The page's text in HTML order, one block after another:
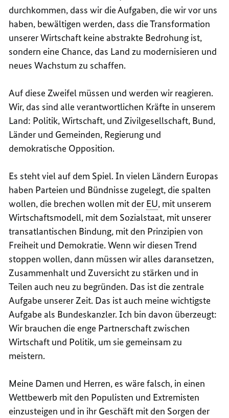
durchkommen, dass wir die Aufgaben, die wir vor uns
haben, bewältigen werden, dass die Transformation
unserer Wirtschaft keine abstrakte Bedrohung ist,
sondern eine Chance, das Land zu modernisieren und
neues Wachstum zu schaffen.
Auf diese Zweifel müssen und werden wir reagieren.
Wir, das sind alle verantwortlichen Kräfte in unserem
Land: Politik, Wirtschaft, und Zivilgesellschaft, Bund,
Länder und Gemeinden, Regierung und
demokratische Opposition.
Es steht viel auf dem Spiel. In vielen Ländern Europas
haben Parteien und Bündnisse zugelegt, die spalten
wollen, die brechen wollen mit der EU, mit unserem
Wirtschaftsmodell, mit dem Sozialstaat, mit unserer
transatlantischen Bindung, mit den Prinzipien von
Freiheit und Demokratie. Wenn wir diesen Trend
stoppen wollen, dann müssen wir alles daransetzen,
Zusammenhalt und Zuversicht zu stärken und in
Teilen auch neu zu begründen. Das ist die zentrale
Aufgabe unserer Zeit. Das ist auch meine wichtigste
Aufgabe als Bundeskanzler. Ich bin davon überzeugt:
Wir brauchen die enge Partnerschaft zwischen
Wirtschaft und Politik, um sie gemeinsam zu
meistern.
Meine Damen und Herren, es wäre falsch, in einen
Wettbewerb mit den Populisten und Extremisten
einzusteigen und in ihr Geschäft mit den Sorgen der